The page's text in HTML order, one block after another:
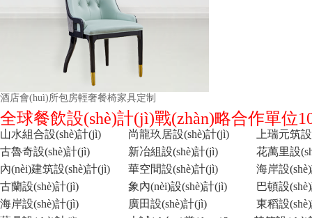
酒店會(huì)所包房輕奢餐椅家具定制
全球餐飲設(shè)計(jì)戰(zhàn)略合作單位
山水組合設(shè)計(jì) 尚龍玖居設(shè)計(jì)
上瑞元筑
古魯奇設(shè)計(jì)
新冶組設(shè)計(jì)
花萬里設
內(nèi)建筑設(shè)計(jì)
華空間設(shè)計(jì)
海岸設
古蘭設(shè)計(jì)
象內(nèi)設(shè)計(jì)
巴頓設
海岸設(shè)計(jì)
廣田設(shè)計(jì)
東稻設